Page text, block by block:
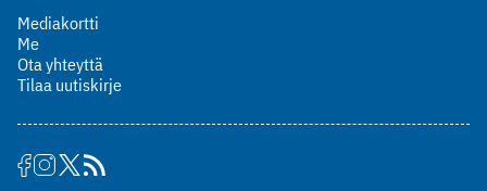
Mediakortti
Me
Ota yhteyttä
Tilaa uutiskirje